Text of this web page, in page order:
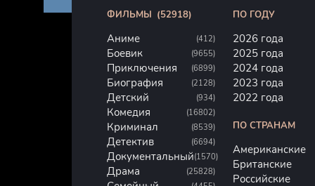
ФИЛЬМЫ (52918)
Аниме (412)
Боевик (9655)
Приключения (6899)
Биография (2128)
Детский (934)
Комедия (16802)
Криминал (8539)
Детектив (6694)
Документальный(1570)
Драма (25828)
ПО ГОДУ
2026 года
2025 года
2024 года
2023 года
2022 года
ПО СТРАНАМ
Американские
Британские
Российские